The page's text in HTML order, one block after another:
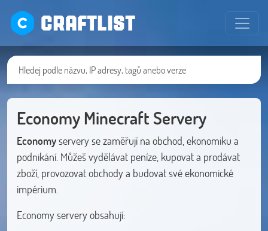
CRAFTLIST
Economy Minecraft Servery
Economyservery se zaměřují na obchod, ekonomiku a
podnikání. Můžeš vydělávat peníze, kupovat a prodávat
zboží, provozovat obchody a budovat své ekonomické
impérium.
Economy servery obsahují: